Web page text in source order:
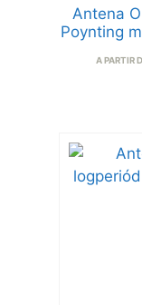
Antena
Poynting
A PARTIR